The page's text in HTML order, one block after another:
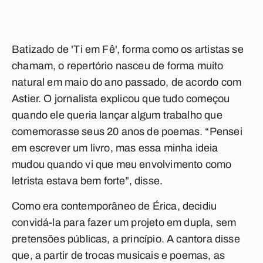
Batizado de 'Ti em Fê', forma como os artistas se
chamam, o repertório nasceu de forma muito
natural em maio do ano passado, de acordo com
Astier. O jornalista explicou que tudo começou
quando ele queria lançar algum trabalho que
comemorasse seus 20 anos de poemas. “Pensei
em escrever um livro, mas essa minha ideia
mudou quando vi que meu envolvimento como
letrista estava bem forte”, disse.
Como era contemporâneo de Érica, decidiu
convidá-la para fazer um projeto em dupla, sem
pretensões públicas, a princípio. A cantora disse
que, a partir de trocas musicais e poemas, as